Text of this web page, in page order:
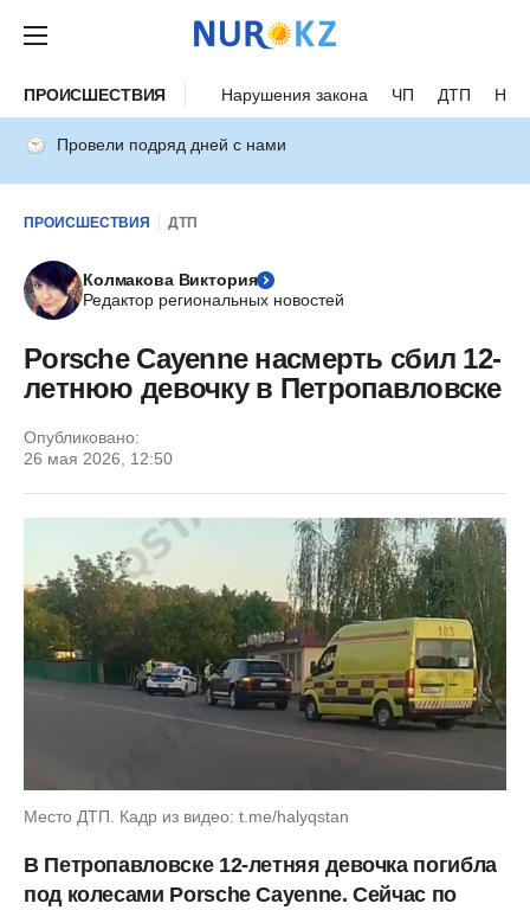
ПРОИСШЕСТВИЯ Нарушения закона ЧП ДТП
Провели подряд дней с нами
ПРОИСШЕСТВИЯ ДТП
Колмакова Виктория
Редактор региональных новостей
Porsche Cayenne насмерть сбил 12-
летнюю девочку в Петропавловске
Опубликовано:
26 мая 2026, 12:50
Место ДТП. Кадр из видео: t.me/halyqstan
В Петропавловске 12-летняя девочка погибла
под колесами Porsche Cayenne. Сейчас по